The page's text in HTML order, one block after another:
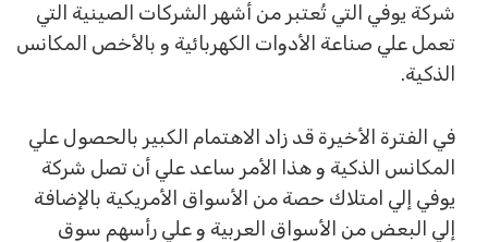
شركة يوفي التي تُعتبر من أشهر الشركات الصينية التي
تعمل علي صناعة الأدوات الكهربائية و بالأخص المكانس
الذكية.
في الفترة الأخيرة قد زاد الاهتمام الكبير بالحصول علي
المكانس الذكية و هذا الأمر ساعد علي أن تصل شركة
يوفي إلي امتلاك حصة من الأسواق الأمريكية بالإضافة
إلي البعض من الأسواق العربية و علي رأسهم سوق